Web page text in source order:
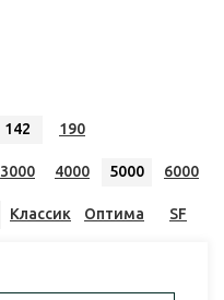
142 190
3000 4000 5000 6000
Классик Оптима SF